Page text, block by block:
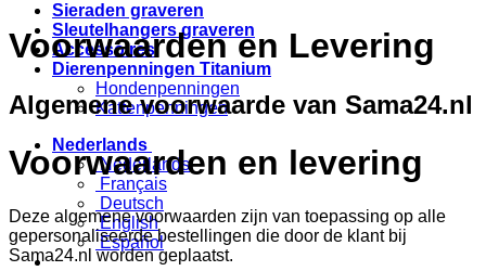
Sieraden graveren
Sleutelhangers graveren
Accessoires
Dierenpenningen Titanium
Hondenpenningen
Kattenpenningen
Nederlands
Nederlands
Français
Deutsch
English
Español
Voorwaarden en Levering
Algemene voorwaarde van Sama24.nl
Voorwaarden en levering
Deze algemene voorwaarden zijn van toepassing op alle
gepersonaliseerde bestellingen die door de klant bij
Sama24.nl worden geplaatst.